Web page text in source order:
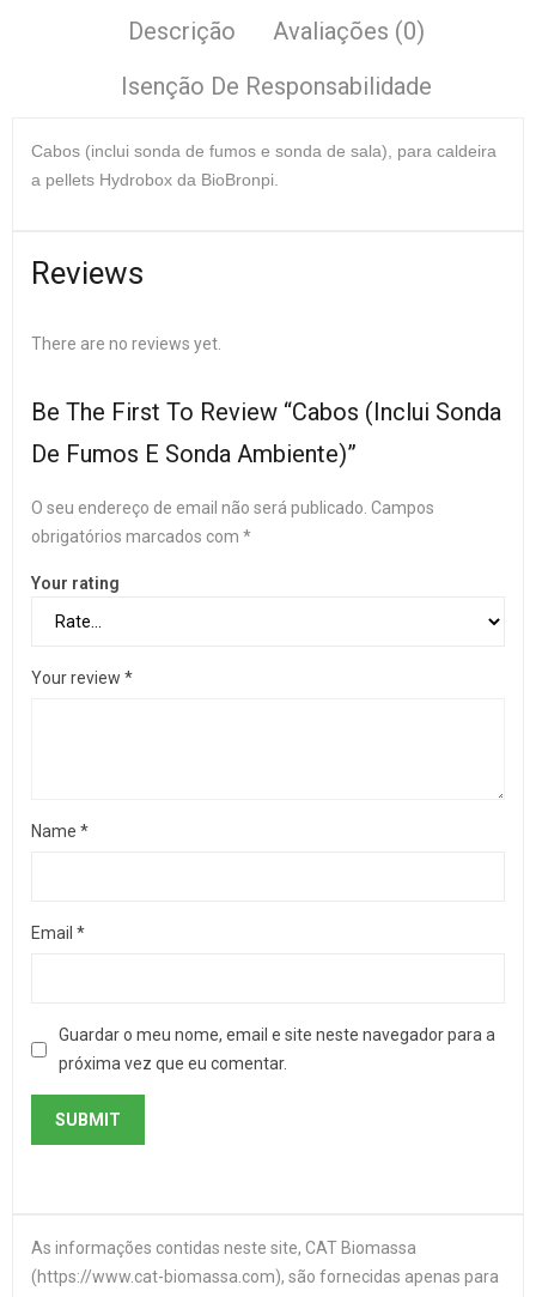
Descrição
Avaliações (0)
Isenção De Responsabilidade
Cabos (inclui sonda de fumos e sonda de sala), para caldeira
a pellets Hydrobox da BioBronpi.
Reviews
There are no reviews yet.
Be The First To Review “Cabos (Inclui Sonda
De Fumos E Sonda Ambiente)”
O seu endereço de email não será publicado. Campos
obrigatórios marcados com *
Your rating
Your review *
Name *
Email *
Guardar o meu nome, email e site neste navegador para a
próxima vez que eu comentar.
As informações contidas neste site, CAT Biomassa
(https://www.cat-biomassa.com), são fornecidas apenas para